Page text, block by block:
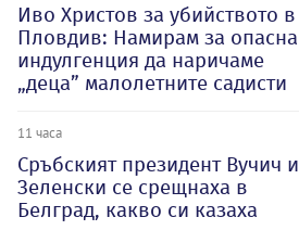
Иво Христов за убийството в
Пловдив: Намирам за опасна
индулгенция да наричаме
„деца” малолетните садисти
11 часа
Сръбският президент Вучич и
Зеленски се срещнаха в
Белград, какво си казаха